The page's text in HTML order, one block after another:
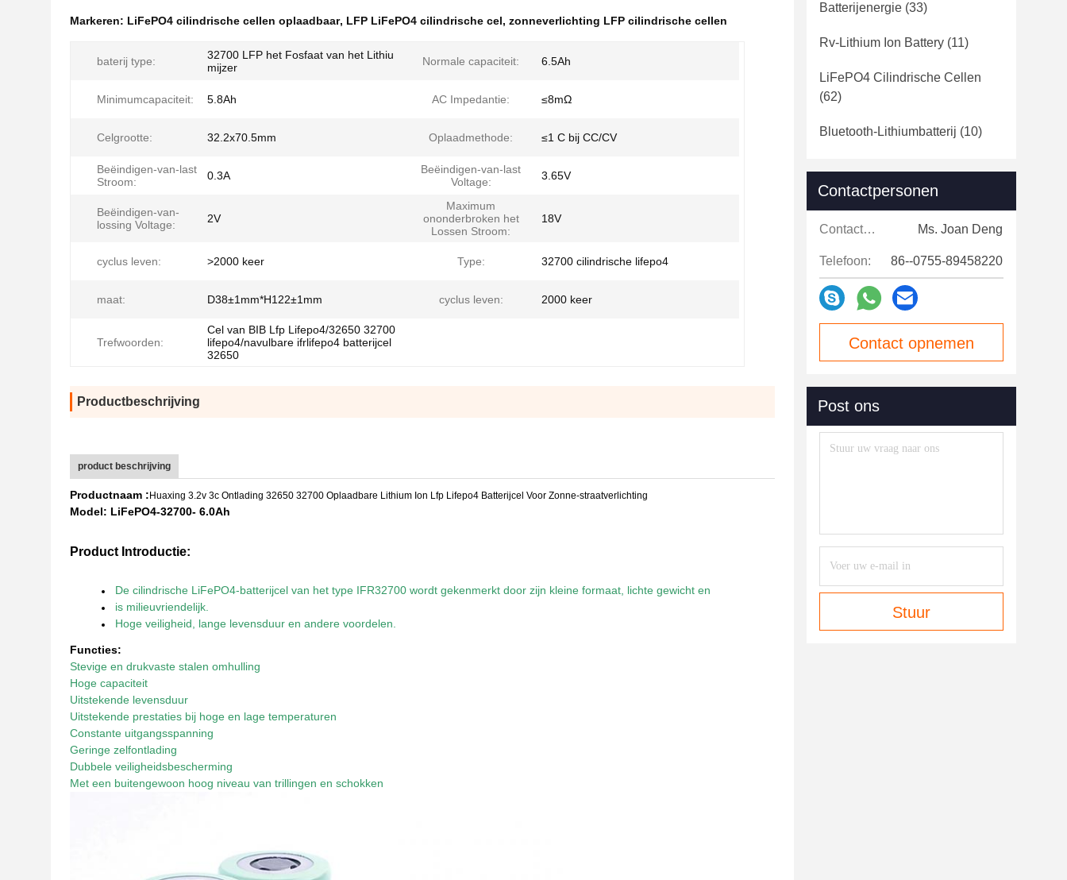
Markeren: LiFePO4 cilindrische cellen oplaadbaar, LFP LiFePO4 cilindrische cel, zonneverlichting LFP cilindrische cellen
baterij type:
32700 LFP het Fosfaat van het Lithiu
mijzer
Normale capaciteit: 6.5Ah
Minimumcapaciteit: 5.8Ah AC Impedantie: ≤8mΩ
Celgrootte: 32.2x70.5mm Oplaadmethode: ≤1 C bij CC/CV
Beëindigen-van-last
Stroom:
0.3A
Beëindigen-van-last
Voltage:
3.65V
Beëindigen-van-
lossing Voltage:
2V
Maximum
ononderbroken het
Lossen Stroom:
18V
cyclus leven: >2000 keer Type: 32700 cilindrische lifepo4
maat: D38±1mm*H122±1mm cyclus leven: 2000 keer
Trefwoorden:
Cel van BIB Lfp Lifepo4/32650 32700
lifepo4/navulbare ifrlifepo4 batterijcel
32650
Productbeschrijving
product beschrijving
Productnaam : Huaxing 3.2v 3c Ontlading 32650 32700 Oplaadbare Lithium Ion Lfp Lifepo4 Batterijcel Voor Zonne-straatverlichting
Model: LiFePO4-32700- 6.0Ah
Product Introductie:
De cilindrische LiFePO4-batterijcel van het type IFR32700 wordt gekenmerkt door zijn kleine formaat, lichte gewicht en
is milieuvriendelijk.
Hoge veiligheid, lange levensduur en andere voordelen.
Functies:
Stevige en drukvaste stalen omhulling
Hoge capaciteit
Uitstekende levensduur
Uitstekende prestaties bij hoge en lage temperaturen
Constante uitgangsspanning
Geringe zelfontlading
Dubbele veiligheidsbescherming
Met een buitengewoon hoog niveau van trillingen en schokken
Batterijenergie (33)
Rv-Lithium Ion Battery (11)
LiFePO4 Cilindrische Cellen
(62)
Bluetooth-Lithiumbatterij (10)
Contactpersonen
Contactpersonen: Ms. Joan Deng
Telefoon: 86--0755-89458220
Contact opnemen
Post ons
Stuur